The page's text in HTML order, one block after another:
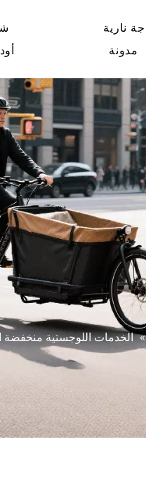
نارية
مدونة
» الخدمات اللوجستية منخفضة